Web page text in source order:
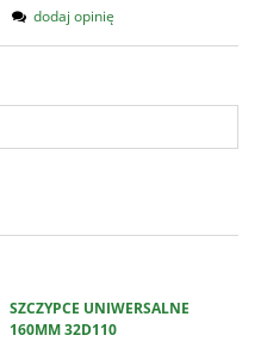
dodaj opinię
płatności
SZCZYPCE UNIWERSALNE
160MM 32D110